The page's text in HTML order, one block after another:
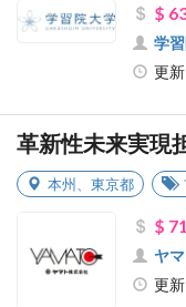
$
学
更新
革新性未来実現
本州 東京都
$
ヤ
更新